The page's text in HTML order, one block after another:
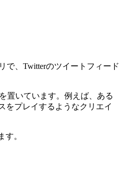
で、Twitterのツイートフィード
置いています。例えば、ある
をプレイするようなクリエイ
。